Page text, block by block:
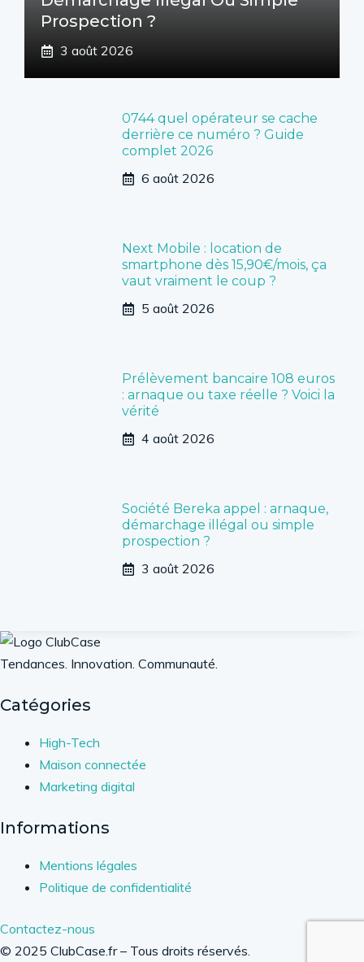
Prospection ?
3 août 2026
0744 quel opérateur se cache
derrière ce numéro ? Guide
complet 2026
6 août 2026
Next Mobile : location de
smartphone dès 15,90€/mois, ça
vaut vraiment le coup ?
5 août 2026
Prélèvement bancaire 108 euros
: arnaque ou taxe réelle ? Voici la
vérité
4 août 2026
Société Bereka appel : arnaque,
démarchage illégal ou simple
prospection ?
3 août 2026
Tendances. Innovation. Communauté.
Catégories
High-Tech
Maison connectée
Marketing digital
Informations
Mentions légales
Politique de confidentialité
Contactez-nous
© 2025 ClubCase.fr – Tous droits réservés.